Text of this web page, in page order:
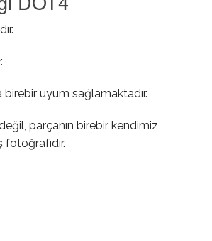
uyum sağlamaktadır.
parçanın birebir kendimiz